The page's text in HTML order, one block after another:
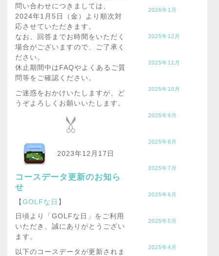
問い合わせにつきましては、
2024年1月5日（金）より順次対
応させていただきます。
なお、回答までお時間をいただく
場合がございますので、ご了承く
ださい。
休止期間中はFAQやよくあるご質
問等をご確認ください。
ご迷惑をおかけいたしますが、ど
うぞよろしくお願いいたします。
2023年12月17日
コースデータ更新のお知ら
せ
【GOLFな日 】
日頃より「GOLFな日」をご利用
いただき、誠にありがとうござい
ます。
以下のコースデータが更新されま
2026年1月
2025年12月
2025年11月
2025年10月
2025年9月
2025年8月
2025年7月
2025年6月
2025年5月
2025年4月